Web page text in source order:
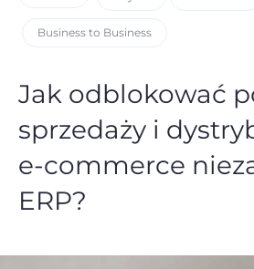
Business to Business
Jak odblokować
sprzedaży i
e-commerce
ERP?